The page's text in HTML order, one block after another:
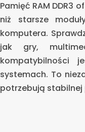
Pamięć RAM DDR3
niż starsze
komputera.
jak gry,
kompatybilności
systemach. To
potrzebują stabilnej